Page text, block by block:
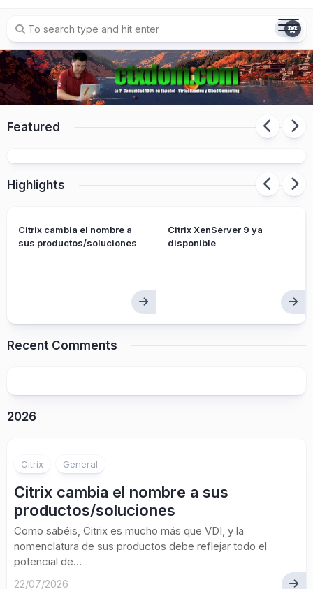
content
Featured
Detectado fallo de seguridad afectacion a
NetScaler “HTTP/2 Bomb” denial-of-service
Highlights
Citrix cambia el nombre a
sus productos/soluciones
Citrix XenServer 9 ya
disponible
Recent Comments
2026
Citrix General
Citrix cambia el nombre a sus
productos/soluciones
Como sabéis, Citrix es mucho más que VDI, y la
nomenclatura de sus productos debe reflejar todo el
potencial de...
22/07/2026